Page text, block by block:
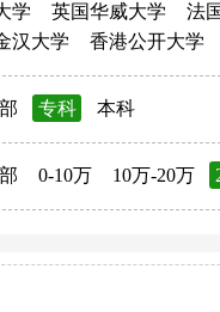
学
英国华威大学 法
汉大学
香港公开大学
专科 本科
0-10万 10万-20万